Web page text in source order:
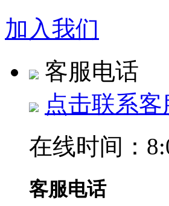
加入我们
客服电话
点击联系客
在线时间：
客服电话